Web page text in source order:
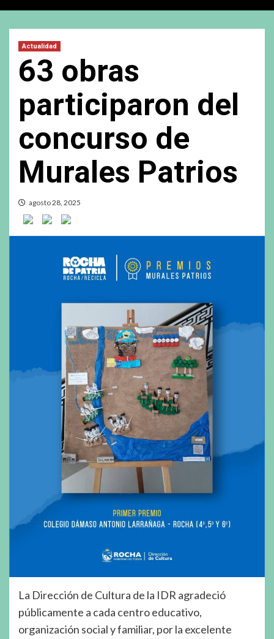
Actualidad
63 obras
participaron del
concurso de
Murales Patrios
agosto 28, 2025
La Dirección de Cultura de la IDR agradeció
públicamente a cada centro educativo,
organización social y familiar, por la excelente